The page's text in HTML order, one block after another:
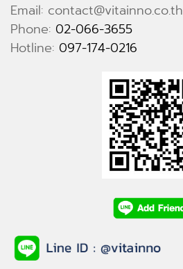
Email: contact@vitainno.co.th
Phone: 02-066-3655
Hotline: 097-174-0216